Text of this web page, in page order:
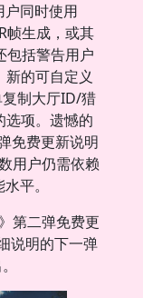
同时使用
帧生成，或其
包括警告用户
的可自定义
制大厅ID/猎
选项。遗憾的
免费更新说明
用户仍需依赖
平。
第二弹免费更
说明的下一弹